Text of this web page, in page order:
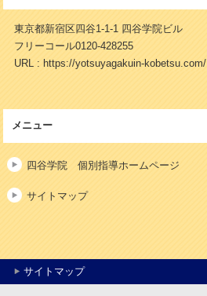
東京都新宿区四谷1-1-1 四谷学院ビル
フリーコール0120-428255
URL : https://yotsuyagakuin-kobetsu.com/
メニュー
四谷学院 個別指導ホームページ
サイトマップ
サイトマップ